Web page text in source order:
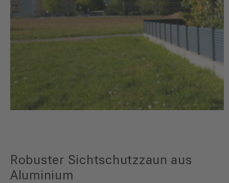
Robuster Sichtschutzzaun aus
Aluminium